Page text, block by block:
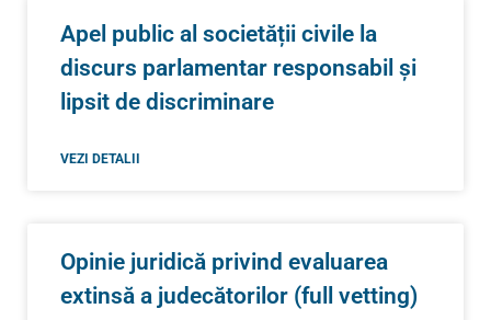
Apel public al societății civile la
discurs parlamentar responsabil și
lipsit de discriminare
VEZI DETALII
Opinie juridică privind evaluarea
extinsă a judecătorilor (full vetting)